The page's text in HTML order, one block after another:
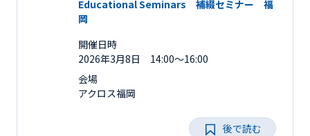
Educational Seminars 補綴セミナー 福
岡
開催日時
2026年3月8日 14:00～16:00
会場
アクロス福岡
後で読む